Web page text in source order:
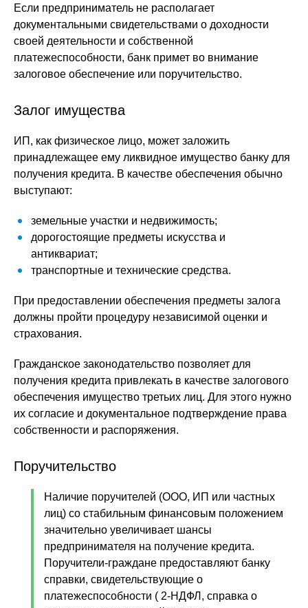
Если предприниматель не располагает
документальными свидетельствами о доходности
своей деятельности и собственной
платежеспособности, банк примет во внимание
залоговое обеспечение или поручительство.
Залог имущества
ИП, как физическое лицо, может заложить
принадлежащее ему ликвидное имущество банку для
получения кредита. В качестве обеспечения обычно
выступают:
земельные участки и недвижимость;
дорогостоящие предметы искусства и
антиквариат;
транспортные и технические средства.
При предоставлении обеспечения предметы залога
должны пройти процедуру независимой оценки и
страхования.
Гражданское законодательство позволяет для
получения кредита привлекать в качестве залогового
обеспечения имущество третьих лиц. Для этого нужно
их согласие и документальное подтверждение права
собственности и распоряжения.
Поручительство
Наличие поручителей (ООО, ИП или частных
лиц) со стабильным финансовым положением
значительно увеличивает шансы
предпринимателя на получение кредита.
Поручители-граждане предоставляют банку
справки, свидетельствующие о
платежеспособности ( 2-НДФЛ, справка о